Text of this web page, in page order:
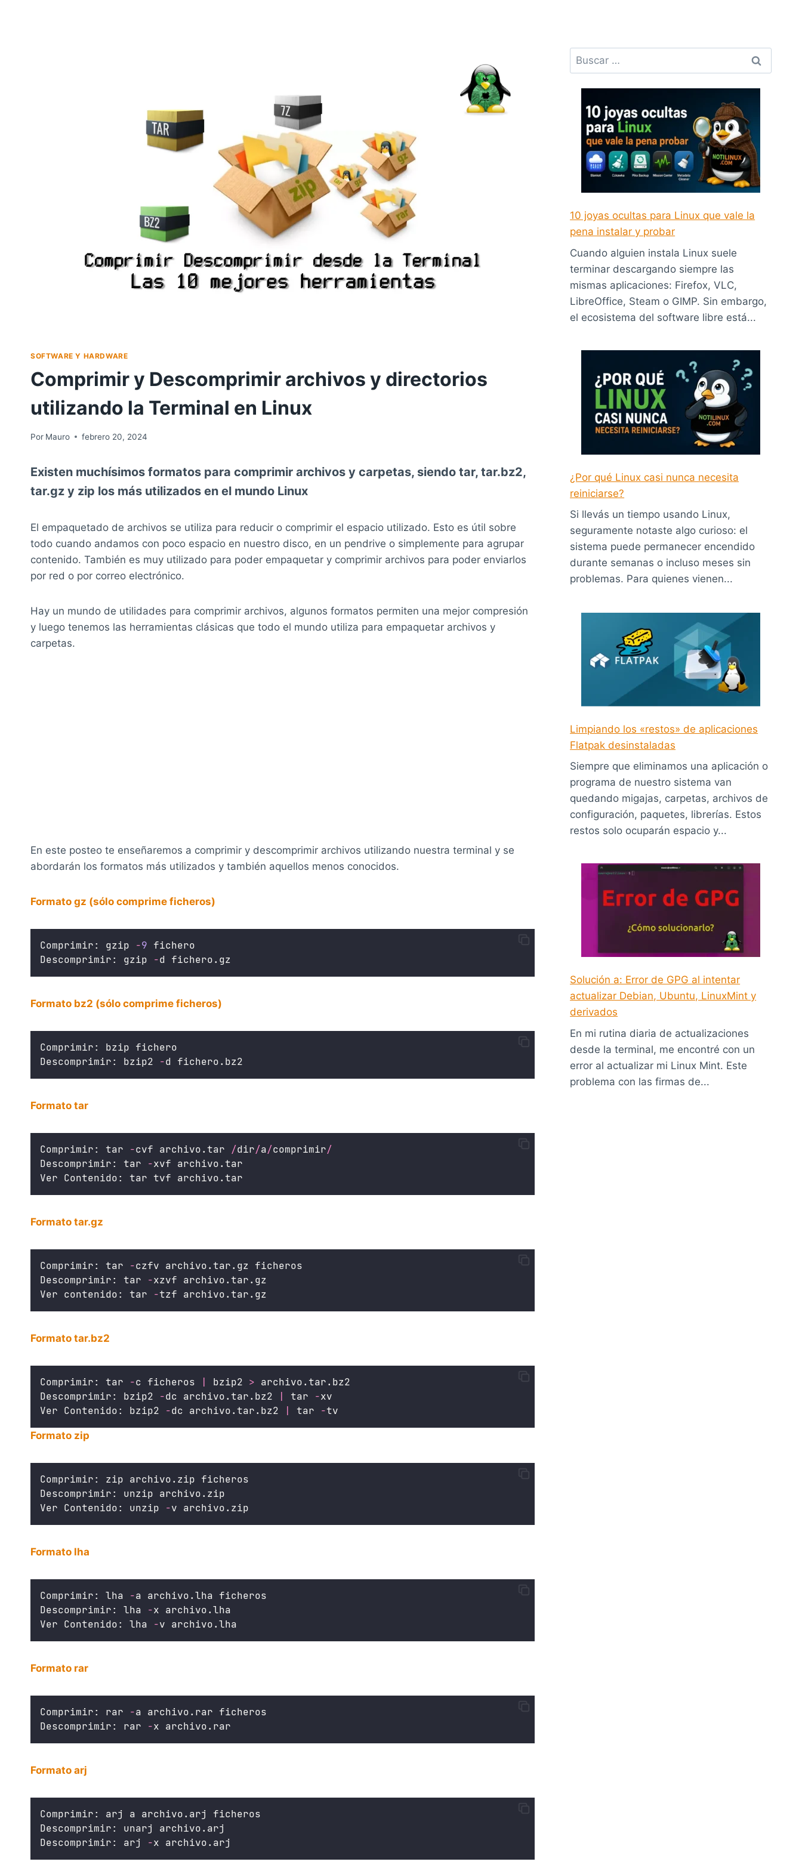
SOFTWARE Y HARDWARE
Comprimir y Descomprimir archivos y directorios
utilizando la Terminal en Linux
Por Mauro febrero 20, 2024
Existen muchísimos formatos para comprimir archivos y carpetas, siendo tar, tar.bz2,
tar.gz y zip los más utilizados en el mundo Linux
El empaquetado de archivos se utiliza para reducir o comprimir el espacio utilizado. Esto es útil sobre
todo cuando andamos con poco espacio en nuestro disco, en un pendrive o simplemente para agrupar
contenido. También es muy utilizado para poder empaquetar y comprimir archivos para poder enviarlos
por red o por correo electrónico.
Hay un mundo de utilidades para comprimir archivos, algunos formatos permiten una mejor compresión
y luego tenemos las herramientas clásicas que todo el mundo utiliza para empaquetar archivos y
carpetas.
En este posteo te enseñaremos a comprimir y descomprimir archivos utilizando nuestra terminal y se
abordarán los formatos más utilizados y también aquellos menos conocidos.
Formato gz (sólo comprime ficheros)
Comprimir: gzip -9 fichero
Descomprimir: gzip -d fichero.gz
Formato bz2 (sólo comprime ficheros)
Comprimir: bzip fichero
Descomprimir: bzip2 -d fichero.bz2
Formato tar
Comprimir: tar -cvf archivo.tar /dir/a/comprimir/
Descomprimir: tar -xvf archivo.tar
Ver Contenido: tar tvf archivo.tar
Formato tar.gz
Comprimir: tar -czfv archivo.tar.gz ficheros
Descomprimir: tar -xzvf archivo.tar.gz
Ver contenido: tar -tzf archivo.tar.gz
Formato tar.bz2
Comprimir: tar -c ficheros | bzip2 > archivo.tar.bz2
Descomprimir: bzip2 -dc archivo.tar.bz2 | tar -xv
Ver Contenido: bzip2 -dc archivo.tar.bz2 | tar -tv
Formato zip
Comprimir: zip archivo.zip ficheros
Descomprimir: unzip archivo.zip
Ver Contenido: unzip -v archivo.zip
Formato lha
Comprimir: lha -a archivo.lha ficheros
Descomprimir: lha -x archivo.lha
Ver Contenido: lha -v archivo.lha
Formato rar
Comprimir: rar -a archivo.rar ficheros
Descomprimir: rar -x archivo.rar
Formato arj
Comprimir: arj a archivo.arj ficheros
Descomprimir: unarj archivo.arj
Descomprimir: arj -x archivo.arj
Buscar:
10 joyas ocultas para Linux que vale la
pena instalar y probar
Cuando alguien instala Linux suele
terminar descargando siempre las
mismas aplicaciones: Firefox, VLC,
LibreOffice, Steam o GIMP. Sin embargo,
el ecosistema del software libre está...
¿Por qué Linux casi nunca necesita
reiniciarse?
Si llevás un tiempo usando Linux,
seguramente notaste algo curioso: el
sistema puede permanecer encendido
durante semanas o incluso meses sin
problemas. Para quienes vienen...
Limpiando los «restos» de aplicaciones
Flatpak desinstaladas
Siempre que eliminamos una aplicación o
programa de nuestro sistema van
quedando migajas, carpetas, archivos de
configuración, paquetes, librerías. Estos
restos solo ocuparán espacio y...
Solución a: Error de GPG al intentar
actualizar Debian, Ubuntu, LinuxMint y
derivados
En mi rutina diaria de actualizaciones
desde la terminal, me encontré con un
error al actualizar mi Linux Mint. Este
problema con las firmas de...